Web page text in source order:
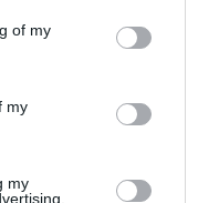
of my
my
my
Abruzzi
8.6